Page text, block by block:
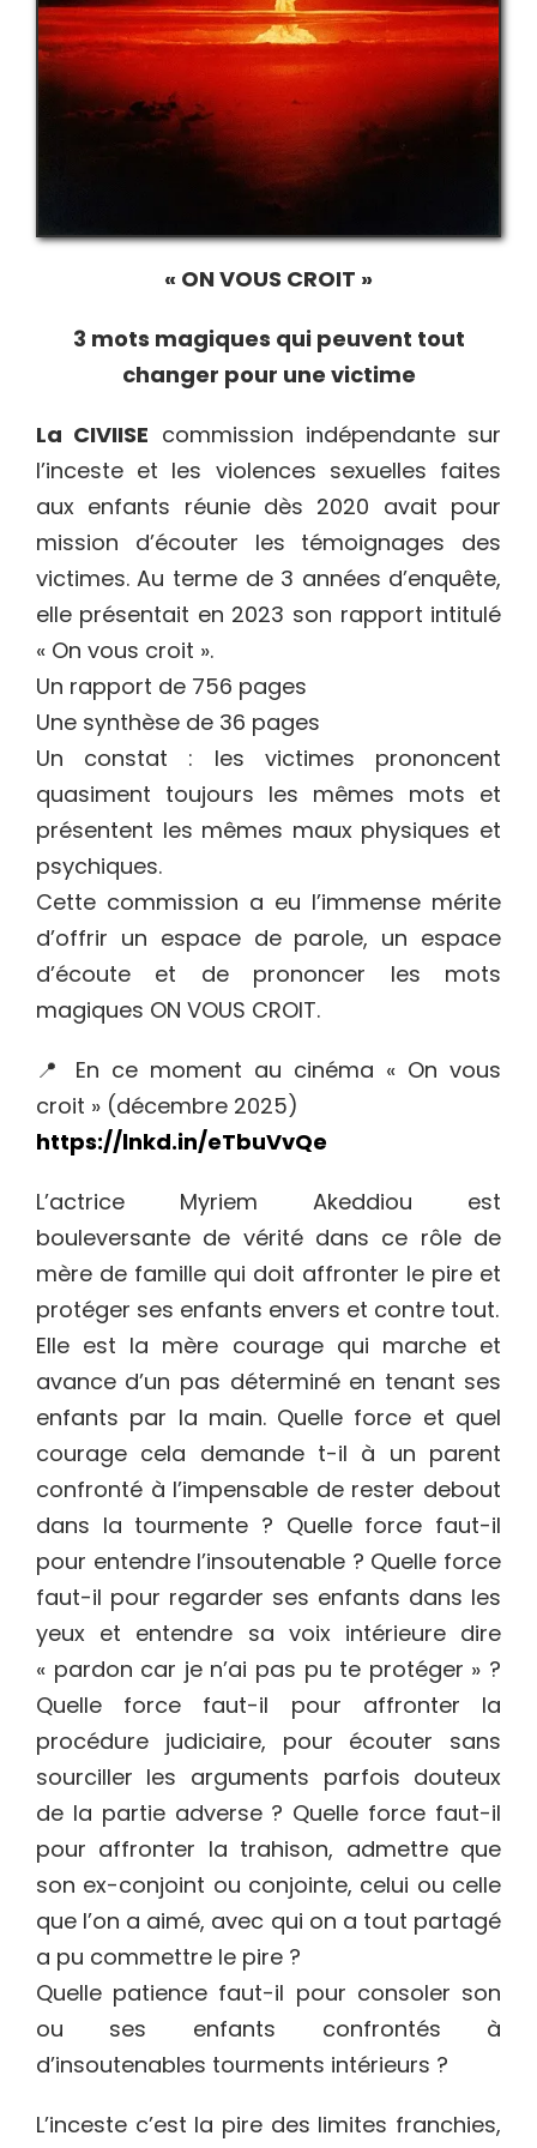
« ON VOUS CROIT »
3 mots magiques qui peuvent tout
changer pour une victime
La CIVIISE commission indépendante sur
l’inceste et les violences sexuelles faites
aux enfants réunie dès 2020 avait pour
mission d’écouter les témoignages des
victimes. Au terme de 3 années d’enquête,
elle présentait en 2023 son rapport intitulé
« On vous croit ».
Un rapport de 756 pages
Une synthèse de 36 pages
Un constat : les victimes prononcent
quasiment toujours les mêmes mots et
présentent les mêmes maux physiques et
psychiques.
Cette commission a eu l’immense mérite
d’offrir un espace de parole, un espace
d’écoute et de prononcer les mots
magiques ON VOUS CROIT.
📍 En ce moment au cinéma « On vous
croit » (décembre 2025)
https://lnkd.in/eTbuVvQe
L’actrice Myriem Akeddiou est
bouleversante de vérité dans ce rôle de
mère de famille qui doit affronter le pire et
protéger ses enfants envers et contre tout.
Elle est la mère courage qui marche et
avance d’un pas déterminé en tenant ses
enfants par la main. Quelle force et quel
courage cela demande t-il à un parent
confronté à l’impensable de rester debout
dans la tourmente ? Quelle force faut-il
pour entendre l’insoutenable ? Quelle force
faut-il pour regarder ses enfants dans les
yeux et entendre sa voix intérieure dire
« pardon car je n’ai pas pu te protéger » ?
Quelle force faut-il pour affronter la
procédure judiciaire, pour écouter sans
sourciller les arguments parfois douteux
de la partie adverse ? Quelle force faut-il
pour affronter la trahison, admettre que
son ex-conjoint ou conjointe, celui ou celle
que l’on a aimé, avec qui on a tout partagé
a pu commettre le pire ?
Quelle patience faut-il pour consoler son
ou ses enfants confrontés à
d’insoutenables tourments intérieurs ?
L’inceste c’est la pire des limites franchies,